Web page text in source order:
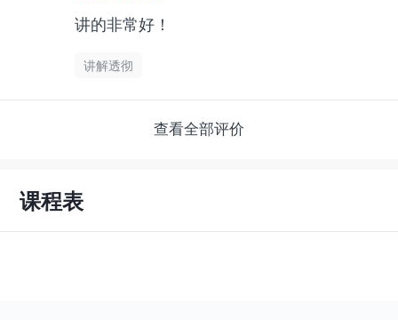
讲的非常好！
讲解透彻
查看全部评价
课程表